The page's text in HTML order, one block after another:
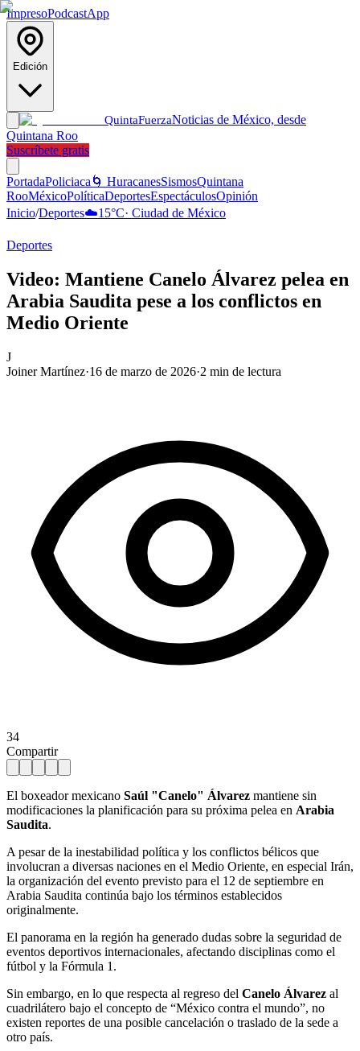
ImpresoPodcastApp
Edición
QuintaFuerzaNoticias de México, desde
Quintana Roo
Suscríbete gratis
PortadaPoliciaca 🌀 HuracanesSismosQuintana
RooMéxicoPolíticaDeportesEspectáculosOpinión
Inicio/Deportes☁️15°C· Ciudad de México
Deportes
Video: Mantiene Canelo Álvarez pelea en
Arabia Saudita pese a los conflictos en
Medio Oriente
J
Joiner Martínez·16 de marzo de 2026·2 min de lectura
34
Compartir
El boxeador mexicano Saúl "Canelo" Álvarez mantiene sin
modificaciones la planificación para su próxima pelea en Arabia
Saudita.
A pesar de la inestabilidad política y los conflictos bélicos que
involucran a diversas naciones en el Medio Oriente, en especial Irán,
la organización del evento previsto para el 12 de septiembre en
Arabia Saudita continúa bajo los términos establecidos
originalmente.
El panorama en la región ha generado dudas sobre la seguridad de
eventos deportivos internacionales, afectando disciplinas como el
fútbol y la Fórmula 1.
Sin embargo, en lo que respecta al regreso del Canelo Álvarez al
cuadrilátero bajo el concepto de “México contra el mundo”, no
existen reportes de una posible cancelación o traslado de la sede a
otro país.